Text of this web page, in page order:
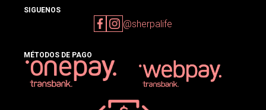
SIGUENOS
@sherpalife
MÉTODOS DE PAGO